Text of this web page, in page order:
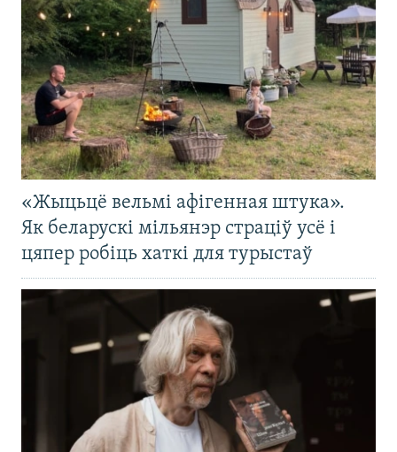
«Жыцьцё вельмі афігенная штука».
Як беларускі мільянэр страціў усё і
цяпер робіць хаткі для турыстаў